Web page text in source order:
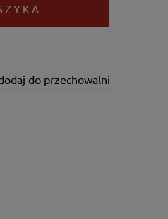
do przechowalni